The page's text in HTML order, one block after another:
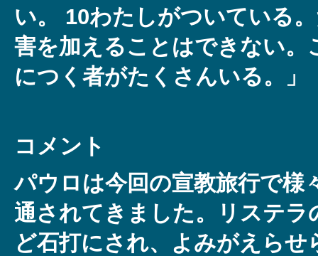
い。 10わたしがついている
害を加えることはできない。
につく者がたくさんいる。」
コメント
パウロは今回の宣教旅行で様
通されてきました。リステラ
ど石打にされ、よみがえら